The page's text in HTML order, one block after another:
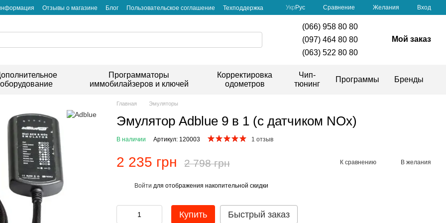
Отзывы о магазине Блог Пользовательское соглашение Техподдержка Укр Рус Сравнение Желания Вход
(066) 958 80 80
(097) 464 80 80
(063) 522 80 80
Мой заказ
оборудование
Программаторы
иммобилайзеров и ключей
Корректировка
одометров
Чип-
тюнинг
Программы Бренды
Главная Эмуляторы
Эмулятор Adblue 9 в 1 (с датчиком NOx)
В наличии Артикул: 120003 1 отзыв
2 235 грн 2 798 грн К сравнению В желания
Войти для отображения накопительной скидки
Купить Быстрый заказ